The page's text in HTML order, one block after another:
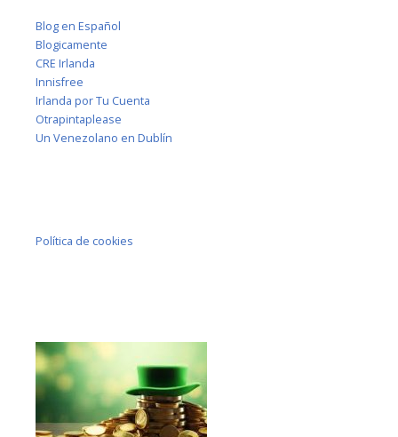
Blog en Español
Blogicamente
CRE Irlanda
Innisfree
Irlanda por Tu Cuenta
Otrapintaplease
Un Venezolano en Dublín
Política de cookies